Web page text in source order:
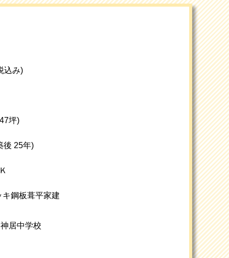
込み)
坪)
後 25年)
鋼板葺平家建
居中学校